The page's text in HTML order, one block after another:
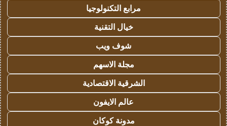
مرابع التكنولوجيا
خيال التقنية
شوف ويب
مجلة الاسهم
الشرقية الاقتصادية
عالم الايفون
مدونة كوكان